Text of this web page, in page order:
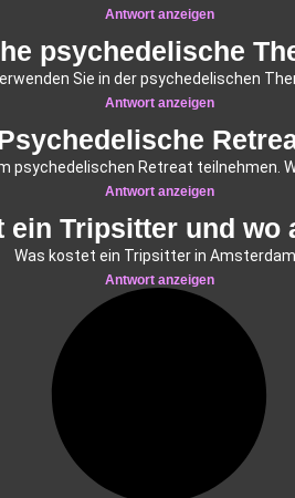
Antwort anzeigen
psychedelische
Sie in der psychedelischen
Antwort anzeigen
psychedelischen Retreat teilnehmen.
Antwort anzeigen
ein Tripsitter und wo
Was kostet ein Tripsitter in
Antwort anzeigen